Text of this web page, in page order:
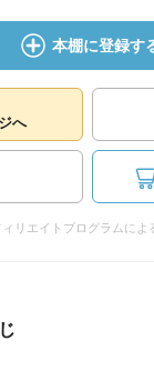
本棚に登録す
へ
リエイトプログラムによ